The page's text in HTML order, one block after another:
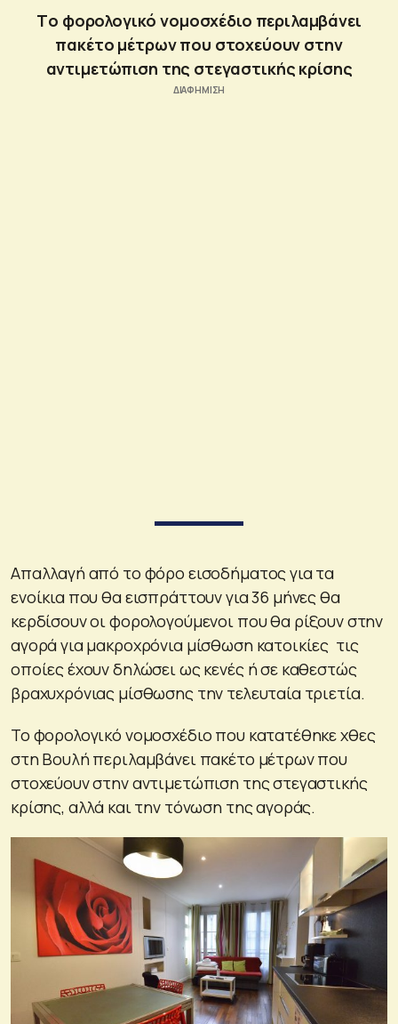
Tο φορολογικό νομοσχέδιο περιλαμβάνει
πακέτο μέτρων που στοχεύουν στην
αντιμετώπιση της στεγαστικής κρίσης
Απαλλαγή από το φόρο εισοδήματος για τα
ενοίκια που θα εισπράττουν για 36 μήνες θα
κερδίσουν οι φορολογούμενοι που θα ρίξουν στην
αγορά για μακροχρόνια μίσθωση κατοικίες τις
οποίες έχουν δηλώσει ως κενές ή σε καθεστώς
βραχυχρόνιας μίσθωσης την τελευταία τριετία.
Το φορολογικό νομοσχέδιο που κατατέθηκε χθες
στη Βουλή περιλαμβάνει πακέτο μέτρων που
στοχεύουν στην αντιμετώπιση της στεγαστικής
κρίσης, αλλά και την τόνωση της αγοράς.